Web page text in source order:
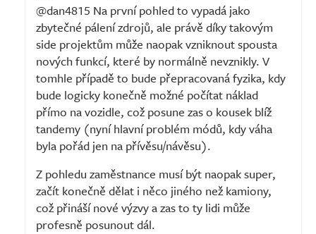
@dan4815 Na první pohled to vypadá jako
zbytečné pálení zdrojů, ale právě díky takovým
side projektům může naopak vzniknout spousta
nových funkcí, které by normálně nevznikly. V
tomhle případě to bude přepracovaná fyzika, kdy
bude logicky konečně možné počítat náklad
přímo na vozidle, což posune zas o kousek blíž
tandemy (nyní hlavní problém módů, kdy váha
byla pořád jen na přívěsu/návěsu).
Z pohledu zaměstnance musí být naopak super,
začít konečně dělat i něco jiného než kamiony,
což přináší nové výzvy a zas to ty lidi může
profesně posunout dál.